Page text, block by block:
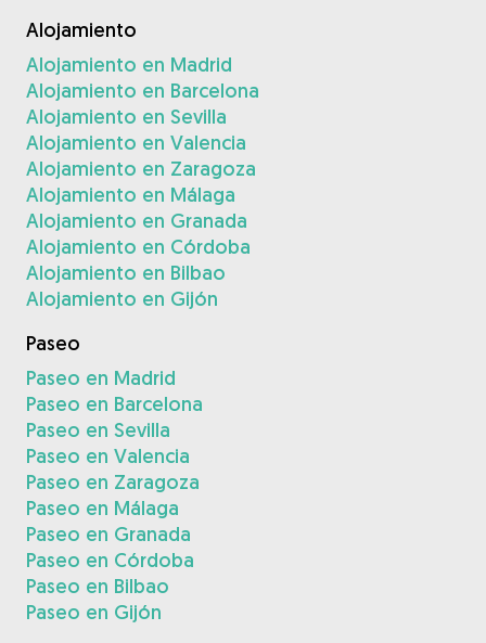
Alojamiento
Alojamiento en Madrid
Alojamiento en Barcelona
Alojamiento en Sevilla
Alojamiento en Valencia
Alojamiento en Zaragoza
Alojamiento en Málaga
Alojamiento en Granada
Alojamiento en Córdoba
Alojamiento en Bilbao
Alojamiento en Gijón
Paseo
Paseo en Madrid
Paseo en Barcelona
Paseo en Sevilla
Paseo en Valencia
Paseo en Zaragoza
Paseo en Málaga
Paseo en Granada
Paseo en Córdoba
Paseo en Bilbao
Paseo en Gijón